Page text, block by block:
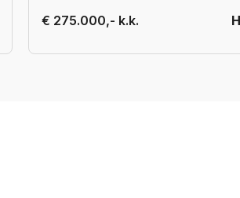
€ 275.000,- k.k.